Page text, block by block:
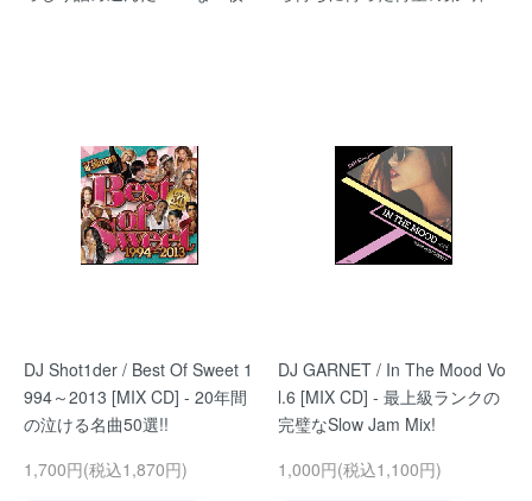
DJ Shot1der / Best Of Sweet 1
994～2013 [MIX CD] - 20年間
の泣ける名曲50選!!
1,700円(税込1,870円)
DJ GARNET / In The Mood Vo
l.6 [MIX CD] - 最上級ランクの
完璧なSlow Jam Mix!
1,000円(税込1,100円)